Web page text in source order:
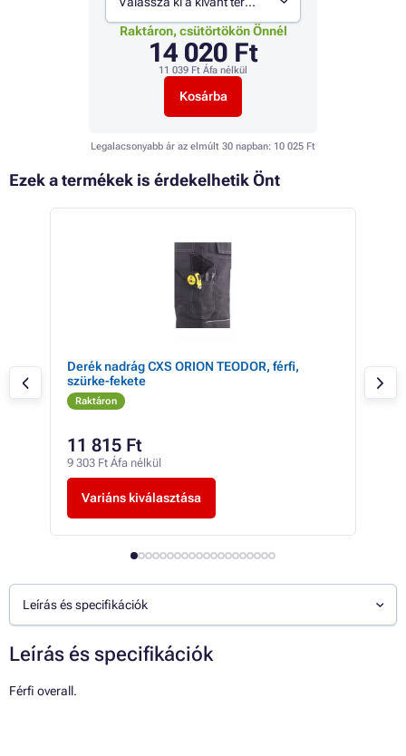
Raktáron, csütörtökön Önnél
14 020 Ft
11 039 Ft Áfa nélkül
Kosárba
Legalacsonyabb ár az elmúlt 30 napban: 10 025 Ft
Ezek a termékek is érdekelhetik Önt
Derék nadrág CXS ORION TEODOR, férfi,
szürke-fekete
Raktáron
11 815 Ft
9 303 Ft Áfa nélkül
Variáns kiválasztása
Leírás és specifikációk
Leírás és specifikációk
Férfi overall.